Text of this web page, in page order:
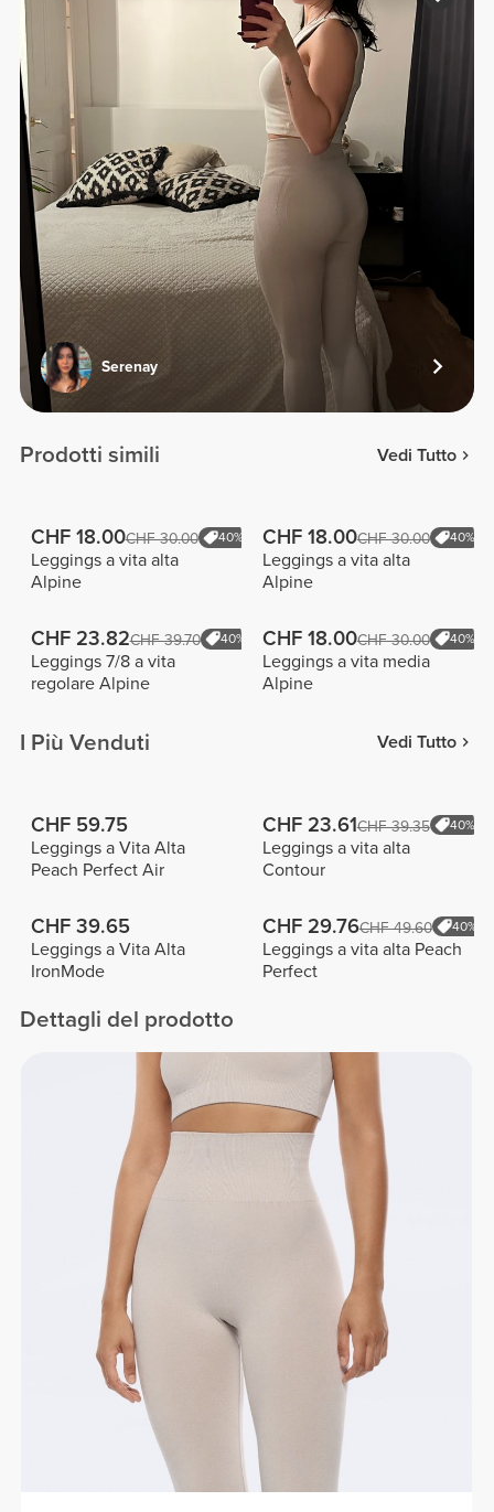
Serenay
Prodotti simili Vedi Tutto
CHF 18.00CHF 30.00 40%
Leggings a vita alta
Alpine
CHF 18.00CHF 30.00 40%
Leggings a vita alta
Alpine
CHF 23.82CHF 39.70 40%
Leggings 7/8 a vita
regolare Alpine
CHF 18.00CHF 30.00 40%
Leggings a vita media
Alpine
I Più Venduti Vedi Tutto
CHF 59.75
Leggings a Vita Alta
Peach Perfect Air
CHF 23.61CHF 39.35 40%
Leggings a vita alta
Contour
CHF 39.65
Leggings a Vita Alta
IronMode
CHF 29.76CHF 49.60 40%
Leggings a vita alta Peach
Perfect
Dettagli del prodotto